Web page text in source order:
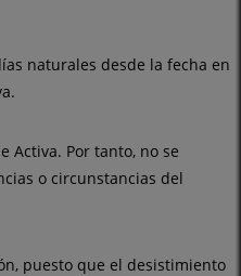
naturales desde la fecha en
Activa. Por tanto, no se
o circunstancias del
puesto que el desistimiento